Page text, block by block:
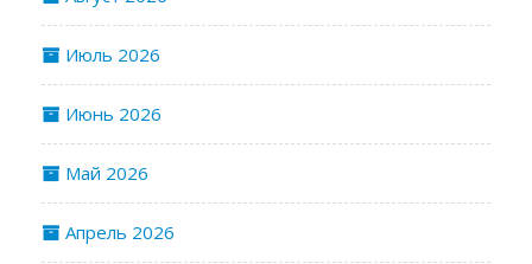
Июль 2026
Июнь 2026
Май 2026
Апрель 2026